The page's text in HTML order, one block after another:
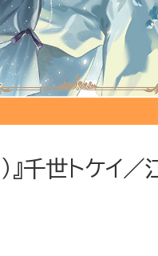
』千世トケイ／